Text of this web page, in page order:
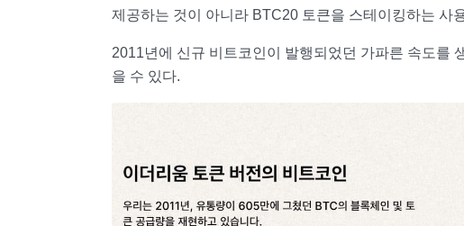
제공하는 것이 아니라 BTC20 토큰을 스테이킹하는 사
2011년에 신규 비트코인이 발행되었던 가파른 속도를
을 수 있다.